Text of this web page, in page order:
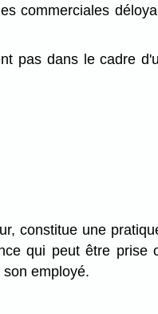
commerciales
pas dans le cadre
constitue une
qui peut être prise
employé.